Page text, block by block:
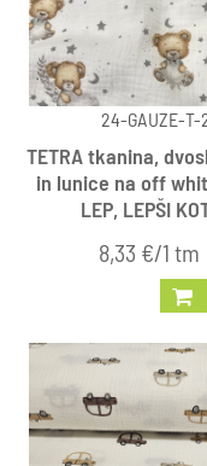
24-GAUZE-T-
TETRA tkanina,
in lunice na off
LEP, LEPŠI
8,33 €/1 tm